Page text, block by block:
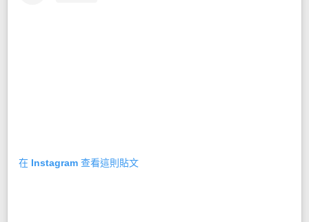
在 Instagram 查看這則貼文